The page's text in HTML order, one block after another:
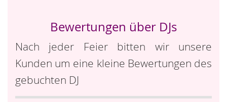
Bewertungen über DJs
Nach jeder Feier bitten wir unsere
Kunden um eine kleine Bewertungen des
gebuchten DJ